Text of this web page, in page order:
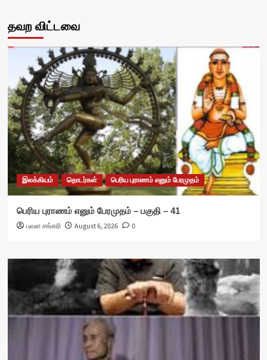
தவற விட்டவை
இலக்கியம் தொடர்கள் பெரிய புராணம் எனும் பேரமுதம்
பெரிய புராணம் எனும் பேரமுதம் – பகுதி – 41
பவள சங்கரி
August 6, 2026 0